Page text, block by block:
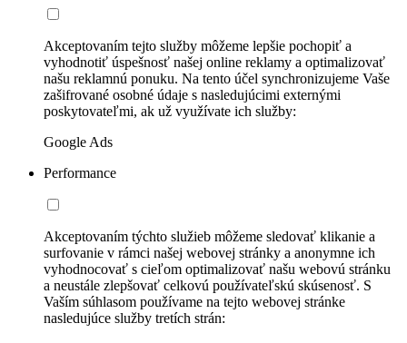
Akceptovaním tejto služby môžeme lepšie pochopiť a
vyhodnotiť úspešnosť našej online reklamy a optimalizovať
našu reklamnú ponuku. Na tento účel synchronizujeme Vaše
zašifrované osobné údaje s nasledujúcimi externými
poskytovateľmi, ak už využívate ich služby:
Google Ads
Performance
Akceptovaním týchto služieb môžeme sledovať klikanie a
surfovanie v rámci našej webovej stránky a anonymne ich
vyhodnocovať s cieľom optimalizovať našu webovú stránku
a neustále zlepšovať celkovú používateľskú skúsenosť. S
Vaším súhlasom používame na tejto webovej stránke
nasledujúce služby tretích strán: